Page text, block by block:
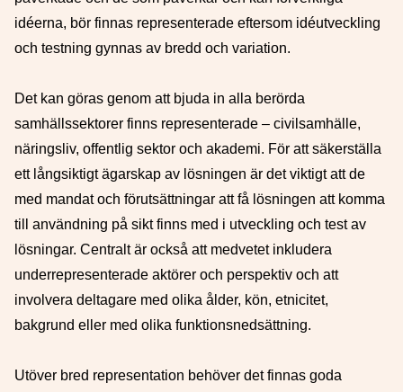
idéerna, bör finnas representerade eftersom idéutveckling
och testning gynnas av bredd och variation.
Det kan göras genom att bjuda in alla berörda
samhällssektorer finns representerade – civilsamhälle,
näringsliv, offentlig sektor och akademi. För att säkerställa
ett långsiktigt ägarskap av lösningen är det viktigt att de
med mandat och förutsättningar att få lösningen att komma
till användning på sikt finns med i utveckling och test av
lösningar. Centralt är också att medvetet inkludera
underrepresenterade aktörer och perspektiv och att
involvera deltagare med olika ålder, kön, etnicitet,
bakgrund eller med olika funktionsnedsättning.
Utöver bred representation behöver det finnas goda